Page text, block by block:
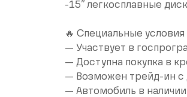
-15’’ легкосплавные
🔥 Специальные
— Участвует в
— Доступна покупка в
— Возможен трейд-ин с
— Автомобиль в